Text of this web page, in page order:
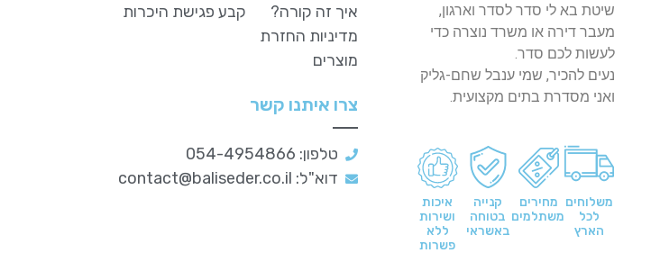
שיטת בא לי סדר לסדר וארגון,
מעבר דירה או משרד נוצרה כדי
לעשות לכם סדר.
נעים להכיר, שמי ענבל שחם-גליק
ואני מסדרת בתים מקצועית.
משלוחים
לכל
הארץ
מחירים
משתלמים
קנייה
בטוחה
באשראי
איכות
ושירות
ללא
פשרות
איך זה קורה?
מדיניות החזרת
מוצרים
קבע פגישת היכרות
צרו איתנו קשר
טלפון: 054-4954866
דוא"ל: contact@baliseder.co.il